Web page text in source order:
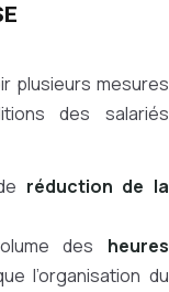
plusieurs mesures
des salariés
réduction de la
des heures
l’organisation du